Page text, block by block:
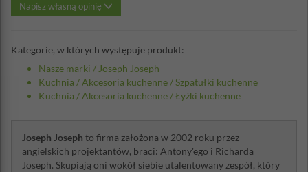
Napisz własną opinię
Kategorie, w których występuje produkt:
Nasze marki / Joseph Joseph
Kuchnia /Akcesoria kuchenne /Szpatułki kuchenne
Kuchnia /Akcesoria kuchenne /Łyżki kuchenne
Joseph Joseph to firma założona w 2002 roku przez
angielskich projektantów, braci: Antony'ego i Richarda
Joseph. Skupiają oni wokół siebie utalentowany zespół, który